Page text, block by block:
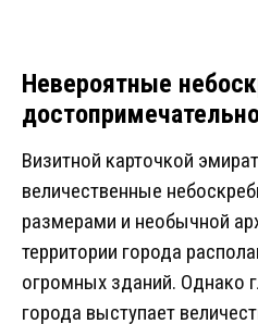
Невероятные
Визитной карточкой
величественные
размерами и необычной
территории города
огромных зданий. Однако
города выступает